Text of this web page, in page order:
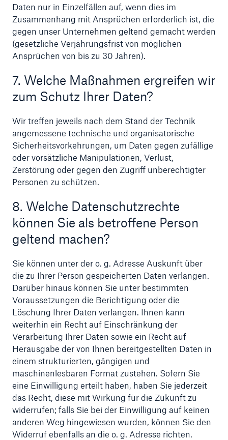
Daten nur in Einzelfällen auf, wenn dies im
Zusammenhang mit Ansprüchen erforderlich ist, die
gegen unser Unternehmen geltend gemacht werden
(gesetzliche Verjährungsfrist von möglichen
Ansprüchen von bis zu 30 Jahren).
7. Welche Maßnahmen ergreifen wir
zum Schutz Ihrer Daten?
Wir treffen jeweils nach dem Stand der Technik
angemessene technische und organisatorische
Sicherheitsvorkehrungen, um Daten gegen zufällige
oder vorsätzliche Manipulationen, Verlust,
Zerstörung oder gegen den Zugriff unberechtigter
Personen zu schützen.
8. Welche Datenschutzrechte
können Sie als betroffene Person
geltend machen?
Sie können unter der o. g. Adresse Auskunft über
die zu Ihrer Person gespeicherten Daten verlangen.
Darüber hinaus können Sie unter bestimmten
Voraussetzungen die Berichtigung oder die
Löschung Ihrer Daten verlangen. Ihnen kann
weiterhin ein Recht auf Einschränkung der
Verarbeitung Ihrer Daten sowie ein Recht auf
Herausgabe der von Ihnen bereitgestellten Daten in
einem strukturierten, gängigen und
maschinenlesbaren Format zustehen. Sofern Sie
eine Einwilligung erteilt haben, haben Sie jederzeit
das Recht, diese mit Wirkung für die Zukunft zu
widerrufen; falls Sie bei der Einwilligung auf keinen
anderen Weg hingewiesen wurden, können Sie den
Widerruf ebenfalls an die o. g. Adresse richten.